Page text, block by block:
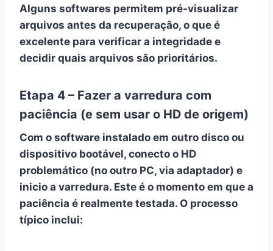
Alguns softwares permitem pré-visualizar
arquivos antes da recuperação, o que é
excelente para verificar a integridade e
decidir quais arquivos são prioritários.
Etapa 4 – Fazer a varredura com
paciência (e sem usar o HD de origem)
Com o software instalado em outro disco ou
dispositivo bootável, conecto o HD
problemático (no outro PC, via adaptador) e
inicio a varredura. Este é o momento em que a
paciência é realmente testada. O processo
típico inclui: